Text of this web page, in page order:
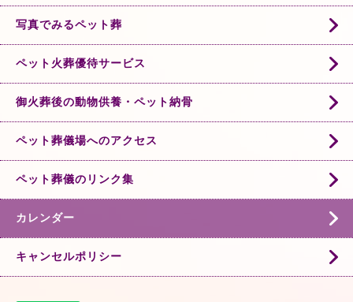
写真でみるペット葬
ペット火葬優待サービス
御火葬後の動物供養・ペット納骨
ペット葬儀場へのアクセス
ペット葬儀のリンク集
カレンダー
キャンセルポリシー